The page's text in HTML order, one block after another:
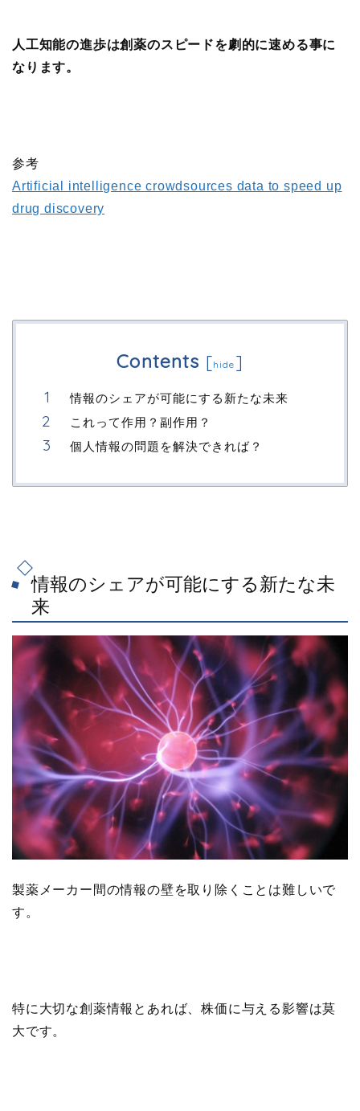
人工知能の進歩は創薬のスピードを劇的に速める事に
なります。
参考
Artificial intelligence crowdsources data to speed up
drug discovery
Contents [hide ]
情報のシェアが可能にする新たな未来
これって作用？副作用？
個人情報の問題を解決できれば？
情報のシェアが可能にする新たな未
来
製薬メーカー間の情報の壁を取り除くことは難しいで
す。
特に大切な創薬情報とあれば、株価に与える影響は莫
大です。